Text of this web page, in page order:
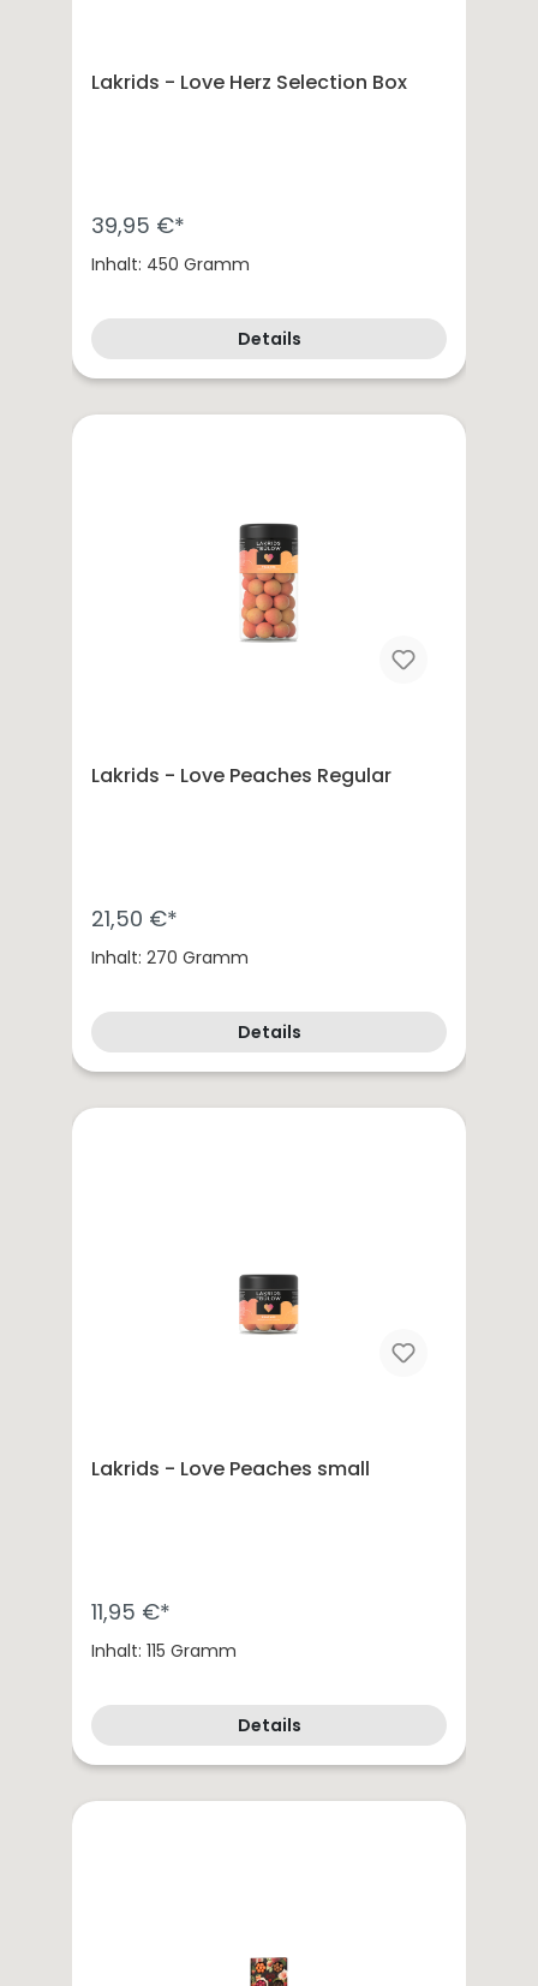
Lakrids - Love Herz Selection Box
39,95 €*
Inhalt: 450 Gramm
Details
Lakrids - Love Peaches Regular
21,50 €*
Inhalt: 270 Gramm
Details
Lakrids - Love Peaches small
11,95 €*
Inhalt: 115 Gramm
Details